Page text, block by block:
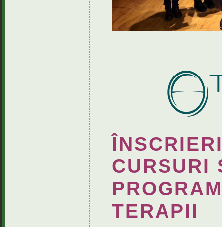
CURSURI
TERAPII